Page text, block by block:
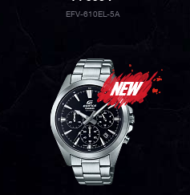
EFV-610EL-5A